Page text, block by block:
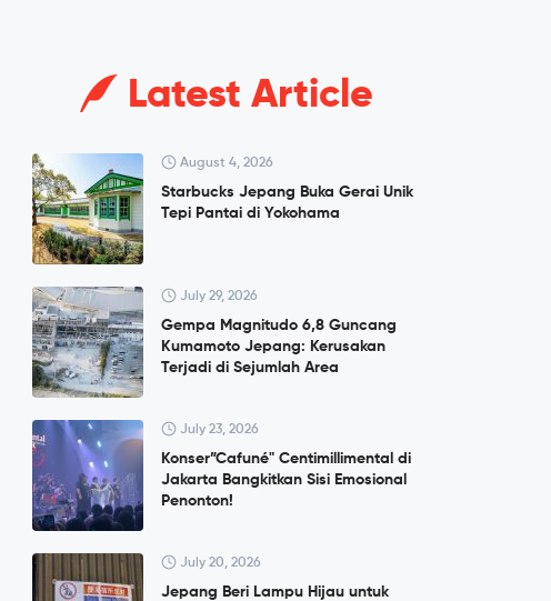
Latest Article
August 4, 2026
Starbucks Jepang Buka Gerai Unik
Tepi Pantai di Yokohama
July 29, 2026
Gempa Magnitudo 6,8 Guncang
Kumamoto Jepang: Kerusakan
Terjadi di Sejumlah Area
July 23, 2026
Konser”Cafuné" Centimillimental di
Jakarta Bangkitkan Sisi Emosional
Penonton!
July 20, 2026
Jepang Beri Lampu Hijau untuk